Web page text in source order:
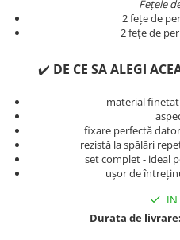
Set Lenjerie De Pat Jacquard
11 Piese, Cuvertura Inclusa
Lenjerii Damasc Egiptean King
Persoana
Lenjerii De Pat Damasc 1
Lenjerii De Pat, Imprimeu 3D, 1
Persoana
Fețele
2 fețe de
2 fețe de
✔️ DE CE SA ALEGI
material
fixare perfectă
rezistă la spălări
set complet - ideal
ușor de
IN
Durata de livrare: